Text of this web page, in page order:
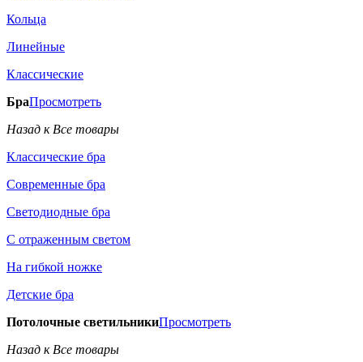
Кольца
Линейные
Классические
БраПросмотреть
Назад к Все товары
Классические бра
Современные бра
Светодиодные бра
С отраженным светом
На гибкой ножке
Детские бра
Потолочные светильникиПросмотреть
Назад к Все товары